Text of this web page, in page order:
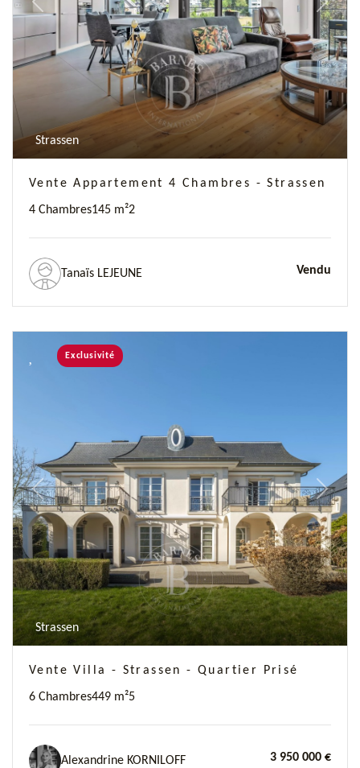
Previous Next
Strassen
Vente Appartement 4 Chambres - Strassen
4 Chambres145 m²2
Tanaïs LEJEUNE Vendu
Previous Next
Exclusivité
Strassen
Vente Villa - Strassen - Quartier Prisé
6 Chambres449 m²5
Alexandrine KORNILOFF 3 950 000 €